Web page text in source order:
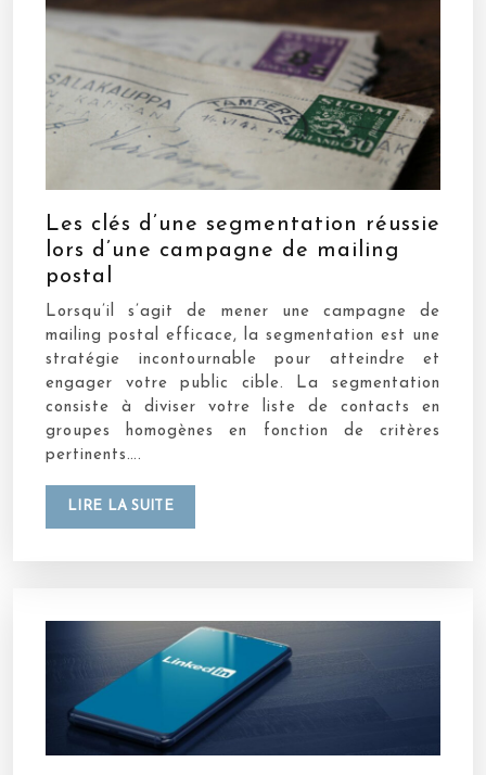
Les clés d’une segmentation réussie
lors d’une campagne de mailing
postal
Lorsqu’il s’agit de mener une campagne de
mailing postal efficace, la segmentation est une
stratégie incontournable pour atteindre et
engager votre public cible. La segmentation
consiste à diviser votre liste de contacts en
groupes homogènes en fonction de critères
pertinents….
LIRE LA SUITE